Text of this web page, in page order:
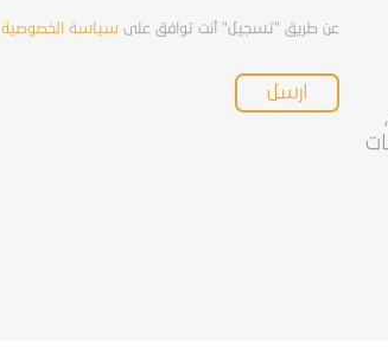
عن طريق "تسجيل" أنت توافق علىسياسة الخصوصية